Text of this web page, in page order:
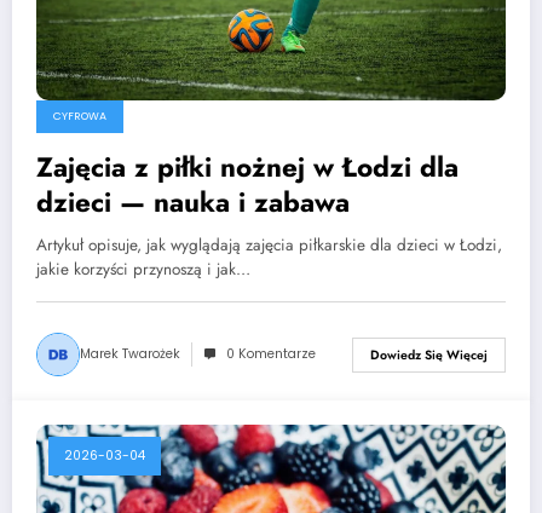
CYFROWA
Zajęcia z piłki nożnej w Łodzi dla
dzieci — nauka i zabawa
Artykuł opisuje, jak wyglądają zajęcia piłkarskie dla dzieci w Łodzi,
jakie korzyści przynoszą i jak…
Marek Twarożek 0 Komentarze Dowiedz Się Więcej
2026-03-04